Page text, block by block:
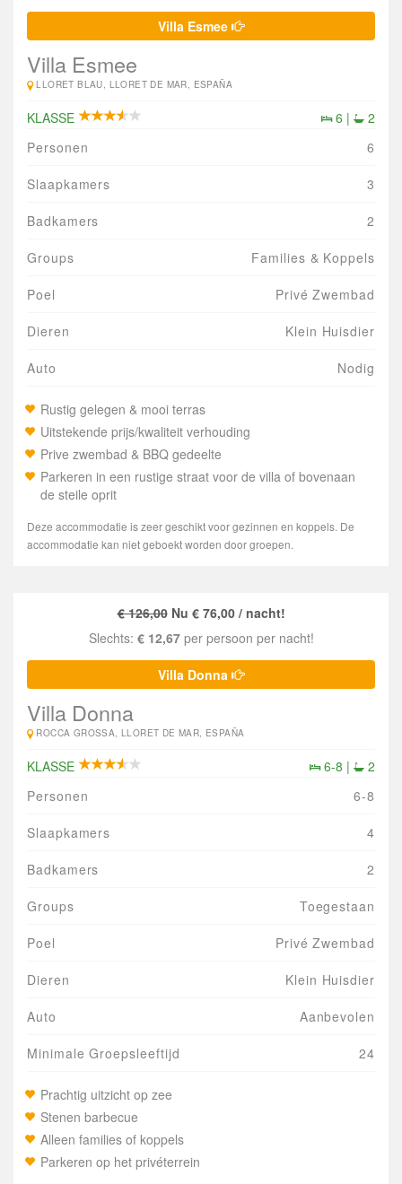
Villa Esmee
Villa Esmee
LLORET BLAU, LLORET DE MAR, ESPAÑA
KLASSE 6 |
2
Personen
6
Slaapkamers 3
Badkamers 2
Groups Families & Koppels
Poel Privé Zwembad
Dieren Klein Huisdier
Auto Nodig
Rustig gelegen & mooi terras
Uitstekende prijs/kwaliteit verhouding
Prive zwembad & BBQ gedeelte
Parkeren in een rustige straat voor de villa of bovenaan
de steile oprit
Deze accommodatie is zeer geschikt voor gezinnen en koppels. De
accommodatie kan niet geboekt worden door groepen.
€ 126,00Nu € 76,00 / nacht!
Slechts: € 12,67per persoon per nacht!
Villa Donna
Villa Donna
ROCCA GROSSA, LLORET DE MAR, ESPAÑA
KLASSE 6-8 |
2
Personen
6-8
Slaapkamers 4
Badkamers 2
Groups Toegestaan
Poel Privé Zwembad
Dieren Klein Huisdier
Auto Aanbevolen
Minimale Groepsleeftijd 24
Prachtig uitzicht op zee
Stenen barbecue
Alleen families of koppels
Parkeren op het privéterrein